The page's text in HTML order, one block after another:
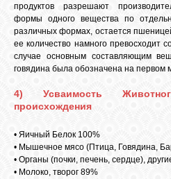
продуктов разрешают
формы одного вещества по
различных формах, остается
ее количество намного превосходит
случае основным составляющим
говядина была обозначена на первом
4) Усваимость
происхождения
• Яичный Белок 100%
• Мышечное мясо (Птица, Говядина,
• Органы (почки, печень, сердце),
• Молоко, творог 89%